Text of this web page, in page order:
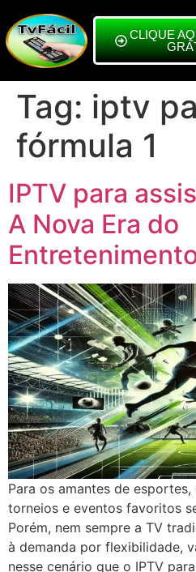
CLIQUE
Tag: iptv
fórmula 1
IPTV para
A Nova Era do
Para os amantes de
torneios e eventos favoritos
Porém, nem sempre a TV
à demanda por flexibilidade,
nesse cenário que o IPTV